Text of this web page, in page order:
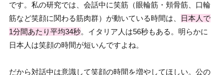
です。私の研究では、会話中に笑筋（眼輪筋・頬骨筋、口輪
筋など笑顔に関わる筋肉群）が動いている時間は、
日本人で
1分間あたり平均34秒。イタリア人は56秒もある。明らかに
日本人は笑顔の時間が短いんですよね。
だから対話中は意識して笑顔の時間を増やしてほしい。公の